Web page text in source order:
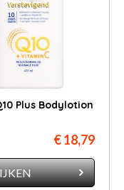
Plus Bodylotion
€ 18,79